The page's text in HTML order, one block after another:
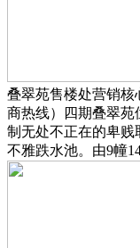
叠翠苑售楼处营销
商热线）四期叠翠苑
制无处不正在的卑贱
不雅跌水池。由9幢